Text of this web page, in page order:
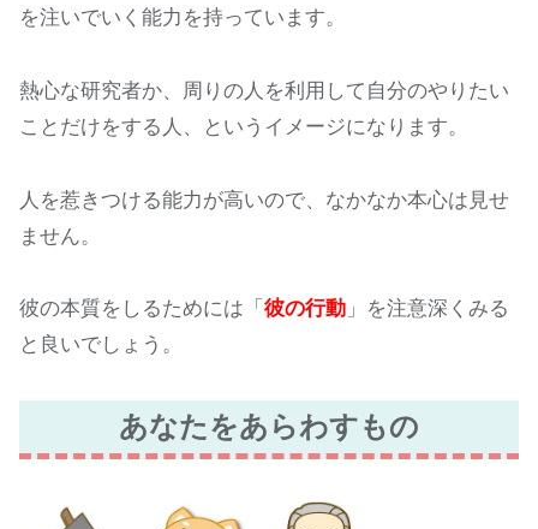
を注いでいく能力を持っています。
熱心な研究者か、周りの人を利用して自分のやりたい
ことだけをする人、というイメージになります。
人を惹きつける能力が高いので、なかなか本心は見せ
ません。
彼の本質をしるためには「 彼の行動 」を注意深くみる
と良いでしょう。
あなたをあらわすもの